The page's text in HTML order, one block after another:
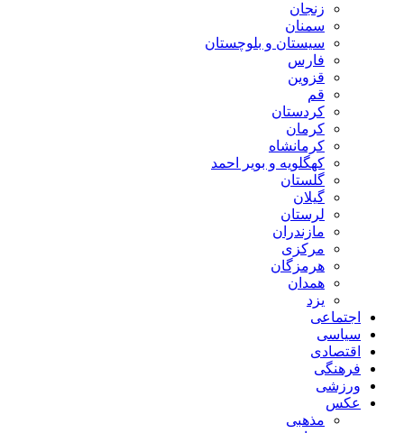
زنجان
سمنان
سیستان و بلوچستان
فارس
قزوین
قم
کردستان
کرمان
کرمانشاه
کهگلویه و بویر احمد
گلستان
گیلان
لرستان
مازندران
مرکزی
هرمزگان
همدان
یزد
اجتماعی
سیاسی
اقتصادی
فرهنگی
ورزشی
عکس
مذهبی